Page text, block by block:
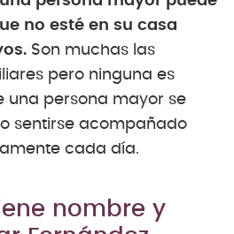
no esté en su casa
Son muchas las
pero ninguna es
una persona mayor se
sentirse acompañado
cada día.
nombre y